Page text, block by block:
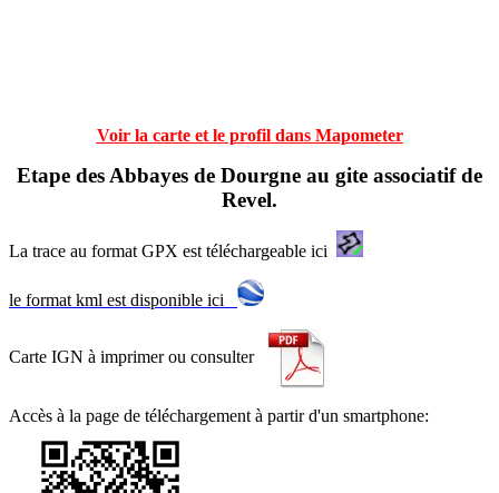
Voir la carte et le profil dans Mapometer
Etape des Abbayes de Dourgne au gite associatif de
Revel.
La trace au format GPX est téléchargeable ici
le format kml est disponible ici
Carte IGN à imprimer ou consulter
Accès à la page de téléchargement à partir d'un smartphone: